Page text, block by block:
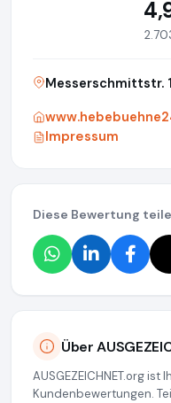
Messerschmittstr.
Impressum
Diese Bewertung
Über
AUSGEZEICHNET.org ist
Kundenbewertungen.